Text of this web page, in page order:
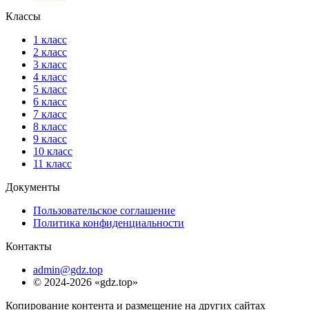
Классы
1 класс
2 класс
3 класс
4 класс
5 класс
6 класс
7 класс
8 класс
9 класс
10 класс
11 класс
Документы
Пользовательское соглашение
Политика конфиденциальности
Контакты
admin@gdz.top
© 2024-2026 «gdz.top»
Копирование контента и размещение на других сайтах